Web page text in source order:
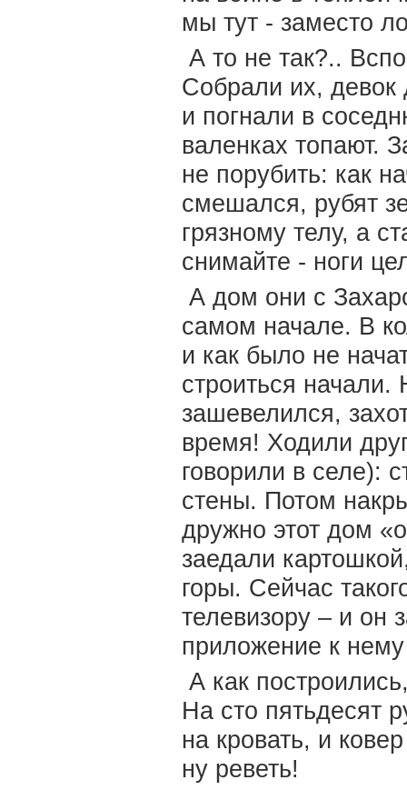
мы тут - заместо
А то не так?..
Собрали их, девок
и погнали в
валенках топают.
не порубить: как
смешался, рубят
грязному телу, а
снимайте - ноги
А дом они с
самом начале. В
и как было не
строиться
зашевелился,
время! Ходили
говорили в селе):
стены. Потом
дружно этот дом
заедали
горы. Сейчас
телевизору – и он
приложение к
А как
На сто пятьдесят
на кровать, и
ну реветь!